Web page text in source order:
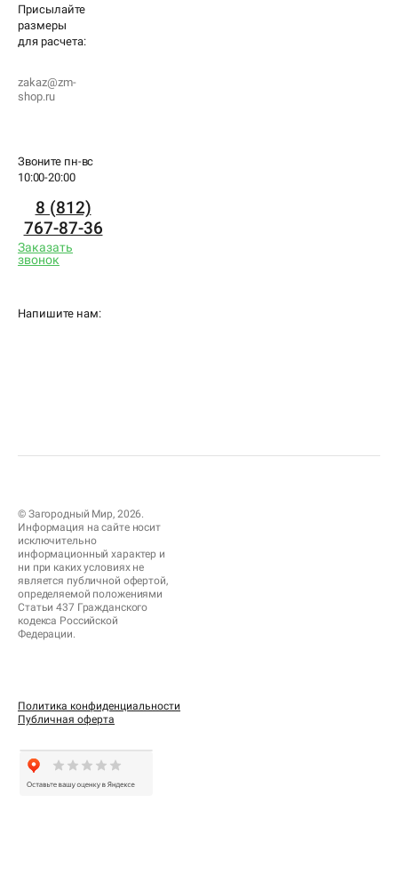
Присылайте
размеры
для расчета:
zakaz@zm-
shop.ru
Звоните пн-вс
10:00-20:00
8 (812)
767-87-36
Заказать
звонок
Напишите нам:
© Загородный Мир, 2026.
Информация на сайте носит
исключительно
информационный характер и
ни при каких условиях не
является публичной офертой,
определяемой положениями
Статьи 437 Гражданского
кодекса Российской
Федерации.
Политика конфиденциальности
Публичная оферта